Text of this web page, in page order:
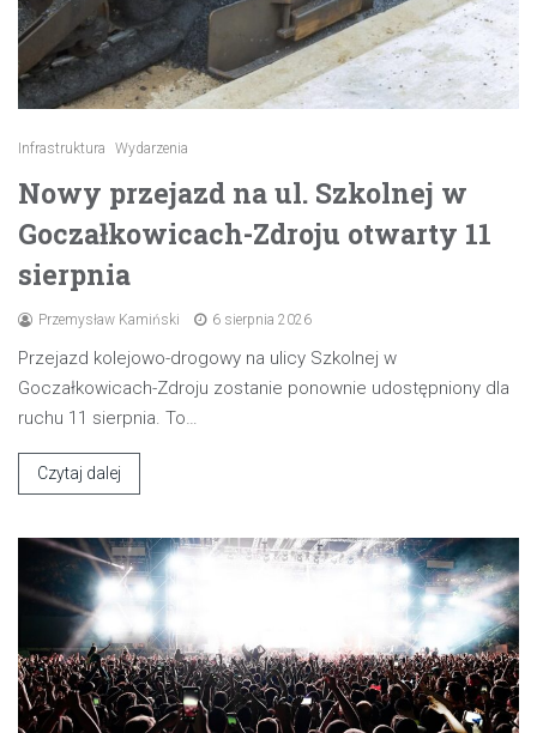
Infrastruktura Wydarzenia
Nowy przejazd na ul. Szkolnej w
Goczałkowicach-Zdroju otwarty 11
sierpnia
Przemysław Kamiński 6 sierpnia 2026
Przejazd kolejowo-drogowy na ulicy Szkolnej w
Goczałkowicach-Zdroju zostanie ponownie udostępniony dla
ruchu 11 sierpnia. To…
Czytaj dalej